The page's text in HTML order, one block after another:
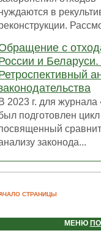
в
с
и
В 2023 г. для
подготовлен цикл
законода...
СТРАНИЦЫ
МЕНЮ